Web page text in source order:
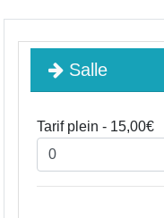
Salle
Tarif plein - 15,00€